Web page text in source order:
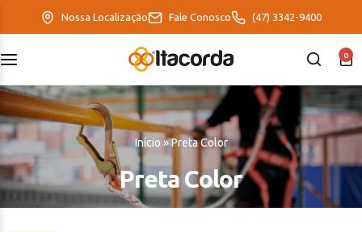
Nossa Localização Fale Conosco (47) 3342-9400
0
Início »Preta Color
Preta Color
EcoFriendly
ItaMaxx